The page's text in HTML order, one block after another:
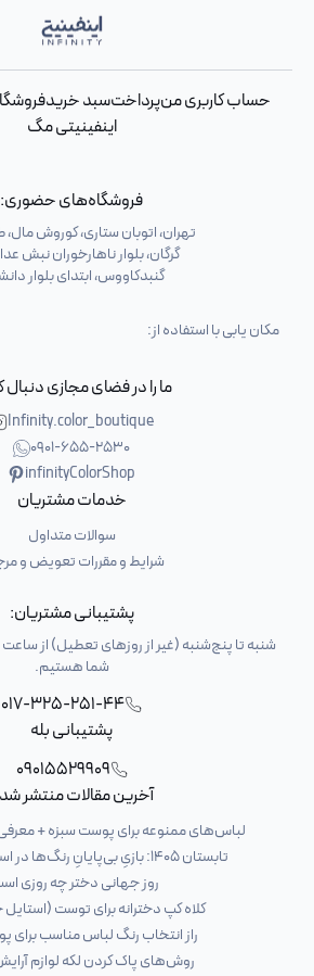
حساب کاربری منپرداختسبد خرید
اینفینیتی مگ
فروشگاه‌های حضوری:
تهران، اتوبان ستاری، کوروش
گرگان، بلوار ناهارخوران نبش
گنبدکاووس، ابتدای بلوار
مکان یابی با استفاده از:
ما را در فضای مجازی دنبال
Infinity.color_boutique
0901-655-2530
infinityColorShop
خدمات مشتریان
سوالات متداول
شرایط و مقررات تعویض و
پشتیبانی مشتریان:
شما هستیم.
017-325-251-44
پشتیبانی بله
09015529909
آخرین مقالات منتشر
لباس‌های ممنوعه برای پوست سبزه +
تابستان ۱۴۰۵: بازیِ بی‌پایانِ رنگ‌ها در استایل شما 🌈✨
روز جهانی دختر چه روزی
کلاه کپ دخترانه برای توست
راز انتخاب رنگ لباس مناسب برای
روش‌های پاک کردن لکه لوازم